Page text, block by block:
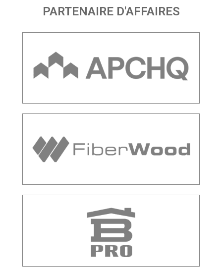
PARTENAIRE D'AFFAIRES